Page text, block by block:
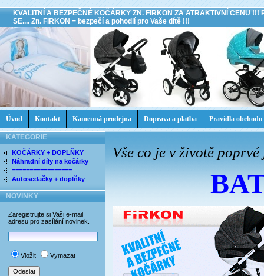
KVALITNÍ A BEZPEČNÉ KOČÁRKY ZN. FIRKON ZA ATRAKTIVNÍ CENU !!!
SE.... Zn. FIRKON = bezpečí a pohodlí pro Vaše dítě !!!
Úvod Kontakt Kamenná prodejna Doprava a platba Pravidla obchodu
KATEGORIE
KOČÁRKY + DOPLŇKY
Náhradní díly na kočárky
=================
Autosedačky + doplňky
NOVINKY
Zaregistrujte si Vaši e-mail
adresu pro zasílání novinek.
Vložit Vymazat
Vše co je v životě